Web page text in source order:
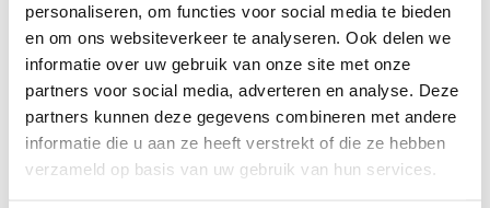
personaliseren, om functies voor social media te bieden
en om ons websiteverkeer te analyseren. Ook delen we
informatie over uw gebruik van onze site met onze
partners voor social media, adverteren en analyse. Deze
partners kunnen deze gegevens combineren met andere
informatie die u aan ze heeft verstrekt of die ze hebben
verzameld op basis van uw gebruik van hun services.
Ontdek de Kamado’s van Landmann bij Skoy
Outdoor Cooking
Wil je grillen als een pro? Dan zijn dekamado’s van
Landmann
de ultieme keuze voor jouw buitenkeuken!
Deze keramische houtskoolbarbecues combineren
traditioneel vakmanschap met moderne techniek —
ideaal voor iedereen die houdt van veelzijdigheid, smaak